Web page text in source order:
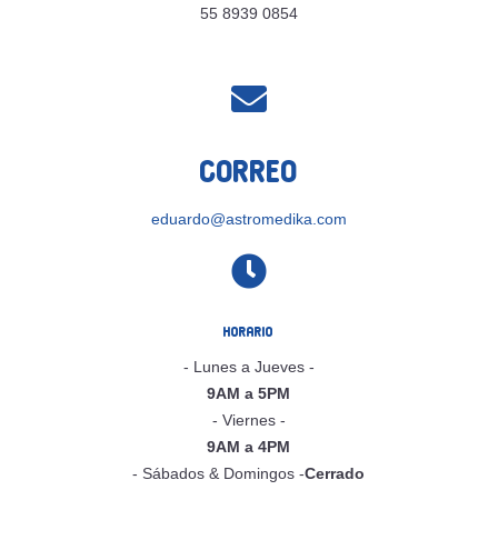
55 8939 0854

Correo
eduardo@astromedika.com

Horario
- Lunes a Jueves -
9AM a 5PM
- Viernes -
9AM a 4PM
- Sábados & Domingos -Cerrado